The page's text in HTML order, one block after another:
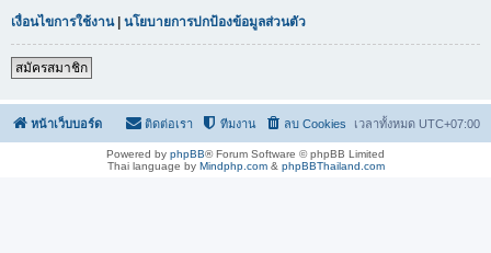
เงื่อนไขการใช้งาน| นโยบายการปกป้องข้อมูลส่วนตัว
สมัครสมาชิก
หน้าเว็บบอร์ด เวลาทั้งหมด UTC+07:00
ลบ Cookies
ทีมงาน
ติดต่อเรา
Powered by phpBB® Forum Software © phpBB Limited
Thai language by Mindphp.com& phpBBThailand.com